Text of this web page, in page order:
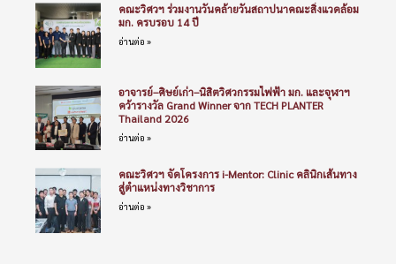
คณะวิศวฯ ร่วมงานวันคล้ายวันสถาปนาคณะสิ่งแวดล้อม
มก. ครบรอบ 14 ปี
อ่านต่อ »
อาจารย์–ศิษย์เก่า–นิสิตวิศวกรรมไฟฟ้า มก. และจุฬาฯ
คว้ารางวัล Grand Winner จาก TECH PLANTER
Thailand 2026
อ่านต่อ »
คณะวิศวฯ จัดโครงการ i-Mentor: Clinic คลินิกเส้นทาง
สู่ตำแหน่งทางวิชาการ
อ่านต่อ »